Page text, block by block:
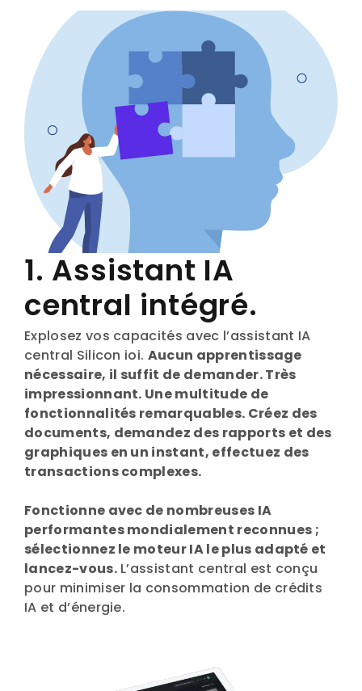
1. Assistant IA
central intégré.
Explosez vos capacités avec l’assistant IA
central Silicon ioi. Aucun apprentissage
nécessaire, il suffit de demander. Très
impressionnant. Une multitude de
fonctionnalités remarquables. Créez des
documents, demandez des rapports et des
graphiques en un instant, effectuez des
transactions complexes.
Fonctionne avec de nombreuses IA
performantes mondialement reconnues ;
sélectionnez le moteur IA le plus adapté et
lancez-vous.L’assistant central est conçu
pour minimiser la consommation de crédits
IA et d’énergie.